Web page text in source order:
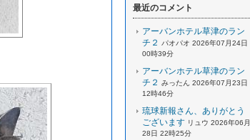
最近のコメント
アーバンホテル草津のラン
チ２
パオパオ 2026年07月24日
00時39分
アーバンホテル草津のラン
チ２ みったん 2026年07月23日
12時46分
琉球新報さん、ありがとう
ございます リュウ 2026年06月
28日 22時25分